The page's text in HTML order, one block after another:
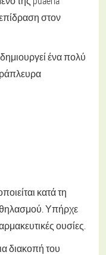
στον
ένα πολύ
κατά τη
θηλασμού. Υπήρχε
ουσίες.
διακοπή του